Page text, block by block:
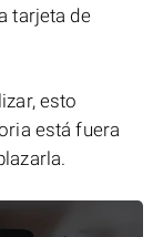
tarjeta de
esto
está fuera